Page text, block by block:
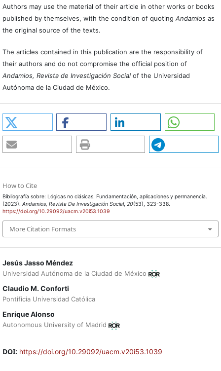
Jesús Jasso Méndez
Universidad Autónoma de la Ciudad de México
Claudio M. Conforti
Pontificia Universidad Católica
Enrique Alonso
Autonomous University of Madrid
DOI: https://doi.org/10.29092/uacm.v20i53.1039
Authors may use the material of their article in other works or books
published by themselves, with the condition of quoting Andamiosas
the original source of the texts.
The articles contained in this publication are the responsibility of
their authors and do not compromise the official position of
Andamios, Revista de Investigación Social of the Universidad
Autónoma de la Ciudad de México.
How to Cite
Bibliografía sobre: Lógicas no clásicas. Fundamentación, aplicaciones y permanencia.
(2023). Andamios, Revista De Investigación Social, 20(53), 323-338.
https://doi.org/10.29092/uacm.v20i53.1039
More Citation Formats